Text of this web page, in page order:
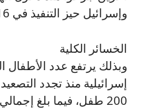
وإسرائيل حيز التنفيذ في 16 أبريل.
الخسائر الكلية
وبذلك يرتفع عدد الأطفال
200 طفل، فيما بلغ إجمالي القتلى نحو 2,900 شخص.